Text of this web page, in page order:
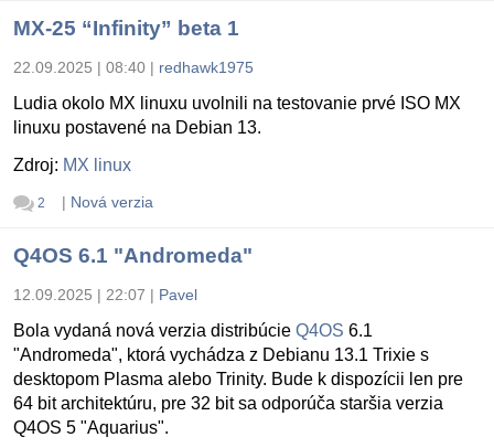
MX-25 “Infinity” beta 1
22.09.2025 | 08:40 | redhawk1975
Ludia okolo MX linuxu uvolnili na testovanie prvé ISO MX
linuxu postavené na Debian 13.
Zdroj: MX linux
2 | Nová verzia
Q4OS 6.1 "Andromeda"
12.09.2025 | 22:07 | Pavel
Bola vydaná nová verzia distribúcie Q4OS 6.1
"Andromeda", ktorá vychádza z Debianu 13.1 Trixie s
desktopom Plasma alebo Trinity. Bude k dispozícii len pre
64 bit architektúru, pre 32 bit sa odporúča staršia verzia
Q4OS 5 "Aquarius".